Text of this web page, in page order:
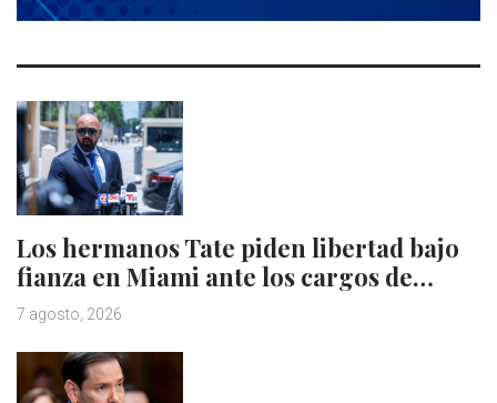
Los hermanos Tate piden libertad bajo
fianza en Miami ante los cargos de…
7 agosto, 2026